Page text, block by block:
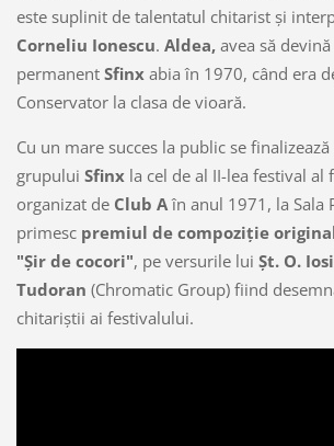
este suplinit de talentatul chitarist şi
Corneliu Ionescu. Aldea,avea să
permanent Sfinx abia în 1970, când era
Conservator la clasa de vioară.
Cu un mare succes la public se
grupului Sfinx la cel de al II-lea festival
organizat de Club Aîn anul 1971, la Sala
primesc premiul de compoziţie
"Şir de cocori", pe versurile lui Şt. O.
Tudoran (Chromatic Group) fiind
chitariştii ai festivalului.